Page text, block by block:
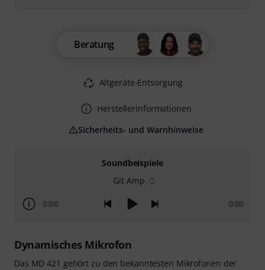
Soundbeispiele
Git Amp
0:00 0:00
Dynamisches Mikrofon
Das MD 421 gehört zu den bekanntesten Mikrofonen der
Beratung
Altgeräte-Entsorgung
Herstellerinformationen
Sicherheits- und Warnhinweise